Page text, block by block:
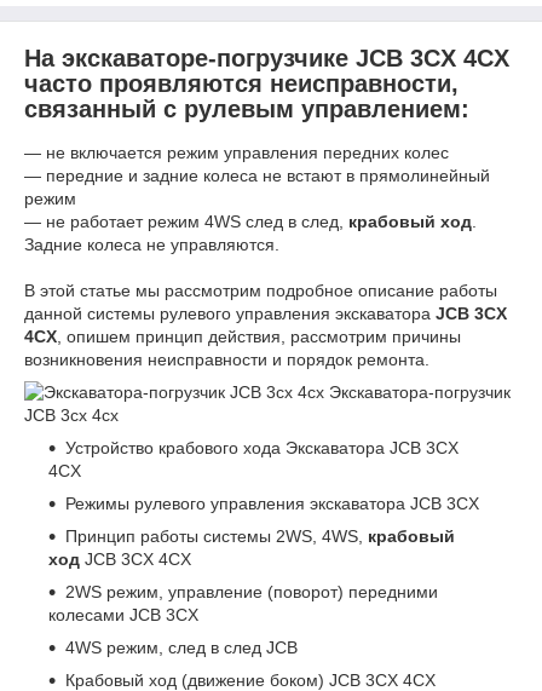
На экскаваторе-погрузчике JCB 3CX 4CX
часто проявляются неисправности,
связанный с рулевым управлением:
— не включается режим управления передних колес
— передние и задние колеса не встают в прямолинейный
режим
— не работает режим 4WS след в след, крабовый ход
Задние колеса не управляются.
В этой статье мы рассмотрим подробное описание работы
данной системы рулевого управления экскаватора JCB 3CX
4CX , опишем принцип действия, рассмотрим причины
возникновения неисправности и порядок ремонта.
Экскаватора-погрузчик
JCB 3cx 4cx
Устройство крабового хода Экскаватора JCB 3CX
4CX
Режимы рулевого управления экскаватора JCB 3CX
Принцип работы системы 2WS, 4WS, крабовый
ход JCB 3CX 4CX
2WS режим, управление (поворот) передними
колесами JCB 3CX
4WS режим, след в след JCB
Крабовый ход (движение боком) JCB 3CX 4CX